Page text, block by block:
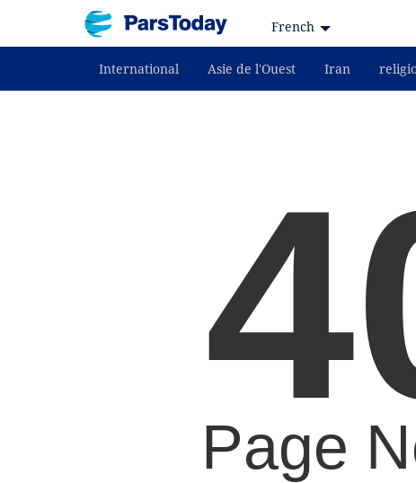
French
International Asie de l'Ouest Iran
Page